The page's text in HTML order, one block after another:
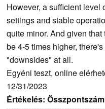
However, a sufficient level
settings and stable
quite minor. And given
be 4-5 times higher,
"downsides" at all.
Egyéni teszt, online
12/31/2023
Értékelés: Összpontszám